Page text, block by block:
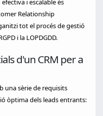
i escalable és
Relationship
tot el procés de gestió
i la LOPDGDD.
d'un CRM per a
una sèrie de requisits
òptima dels leads entrants: